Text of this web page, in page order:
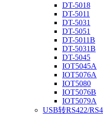
DT-5018
DT-5011
DT-5031
DT-5051
DT-5011B
DT-5031B
DT-5045
IOT5045A
IOT5076A
IOT5080
IOT5076B
IOT5079A
USB转RS422/